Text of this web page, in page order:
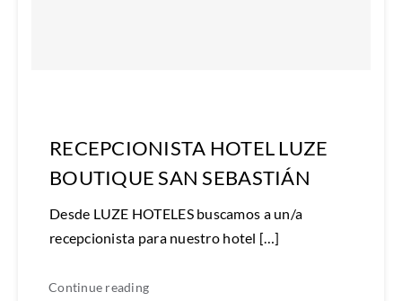
RECEPCIONISTA HOTEL LUZE
BOUTIQUE SAN SEBASTIÁN
Desde LUZE HOTELES buscamos a un/a
recepcionista para nuestro hotel […]
Continue reading